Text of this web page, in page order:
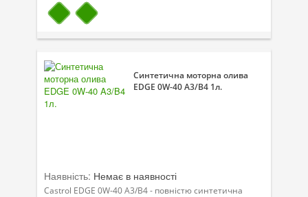
Синтетична моторна олива
EDGE 0W-40 A3/B4 1л.
Наявність: Немає в наявності
Castrol EDGE 0W-40 A3/B4 - повністю синтетична